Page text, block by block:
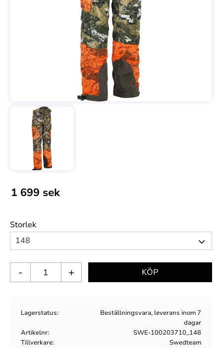
1 699 sek
Storlek
+
-
Lagerstatus
Beställningsvara, leverans inom 7
dagar
Artikelnr
SWE-100203710_148
Tillverkare
Swedteam